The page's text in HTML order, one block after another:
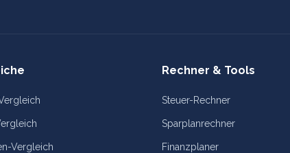
Vergleich
Rechner & Tools
Steuer-Rechner
Sparplanrechner
Finanzplaner